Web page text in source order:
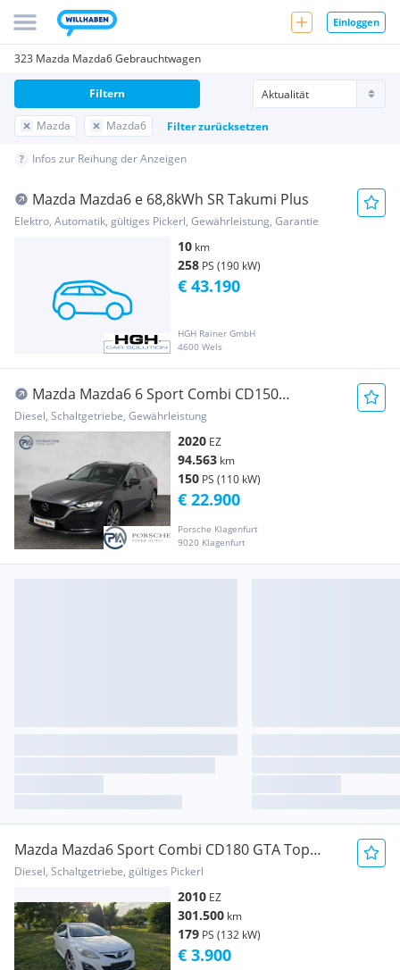
Einloggen
323 Mazda Mazda6 Gebrauchtwagen
Mazda Mazda6 Filter zurücksetzen
Filtern
Infos zur Reihung der Anzeigen
Mazda Mazda6 e 68,8kWh SR Takumi Plus
Elektro, Automatik, gültiges Pickerl, Gewährleistung, Garantie
10 km
258 PS (190 kW)
HGH Rainer GmbH
4600 Wels
€ 43.190
Mazda Mazda6 6 Sport Combi CD150
Revolution
Diesel, Schaltgetriebe, Gewährleistung
2020 EZ
94.563 km
150 PS (110 kW)
Porsche Klagenfurt
9020 Klagenfurt
€ 22.900
Mazda Mazda6 Sport Combi CD180 GTA Top
Facelift
Diesel, Schaltgetriebe, gültiges Pickerl
2010 EZ
301.500 km
179 PS (132 kW)
€ 3.900